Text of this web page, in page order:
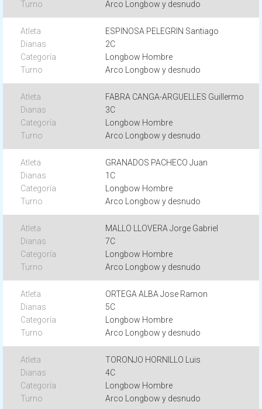
Arco Longbow y desnudo
ESPINOSA PELEGRIN Santiago
2C
Longbow Hombre
Arco Longbow y desnudo
FABRA CANGA-ARGUELLES Guillermo
3C
Longbow Hombre
Arco Longbow y desnudo
GRANADOS PACHECO Juan
1C
Longbow Hombre
Arco Longbow y desnudo
MALLO LLOVERA Jorge Gabriel
7C
Longbow Hombre
Arco Longbow y desnudo
ORTEGA ALBA Jose Ramon
5C
Longbow Hombre
Arco Longbow y desnudo
TORONJO HORNILLO Luis
4C
Longbow Hombre
Arco Longbow y desnudo